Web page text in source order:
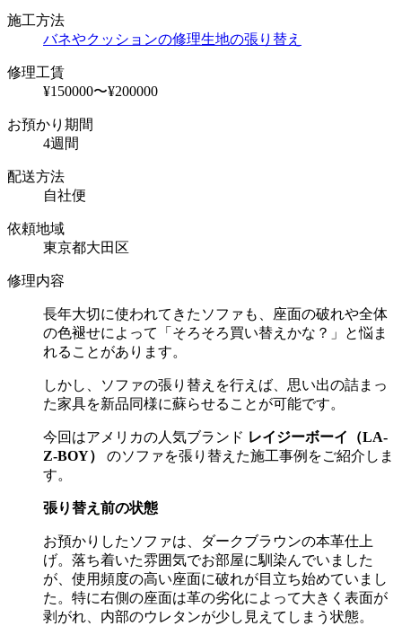
施工方法
バネやクッションの修理生地の張り替え
修理工賃
¥150000〜¥200000
お預かり期間
4週間
配送方法
自社便
依頼地域
東京都大田区
修理内容
長年大切に使われてきたソファも、座面の破れや全体
の色褪せによって「そろそろ買い替えかな？」と悩ま
れることがあります。
しかし、ソファの張り替えを行えば、思い出の詰まっ
た家具を新品同様に蘇らせることが可能です。
今回はアメリカの人気ブランド レイジーボーイ（LA-
Z-BOY）
のソファを張り替えた施工事例をご紹介しま
す。
張り替え前の状態
お預かりしたソファは、ダークブラウンの本革仕上
げ。落ち着いた雰囲気でお部屋に馴染んでいました
が、使用頻度の高い座面に破れが目立ち始めていまし
た。特に右側の座面は革の劣化によって大きく表面が
剥がれ、内部のウレタンが少し見えてしまう状態。